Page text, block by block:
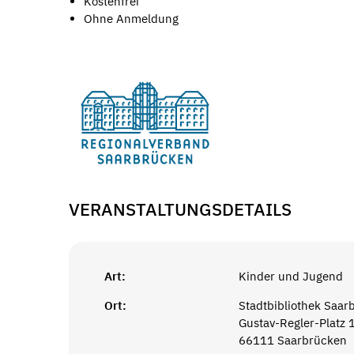
Ohne Anmeldung
VERANSTALTUNGSDETAILS
Art:
Kinder und Jugend
Ort:
Stadtbibliothek
Gustav-Regler-Platz 1
66111 Saarbrücken